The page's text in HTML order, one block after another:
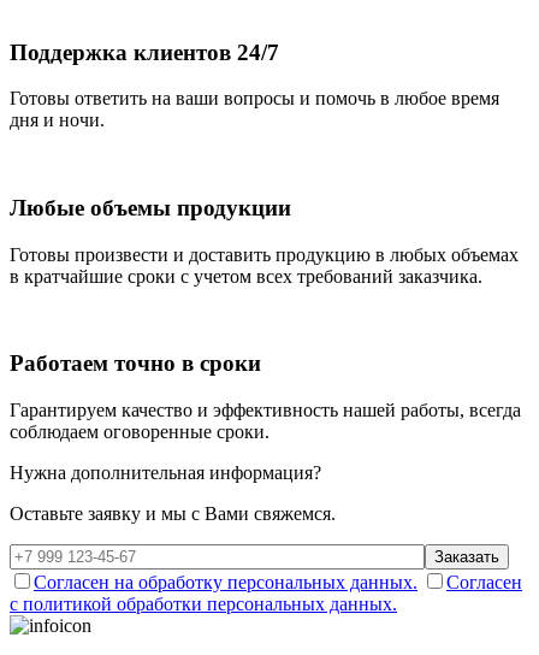
Поддержка клиентов 24/7
Готовы ответить на ваши вопросы и помочь в любое время
дня и ночи.
Любые объемы продукции
Готовы произвести и доставить продукцию в любых объемах
в кратчайшие сроки с учетом всех требований заказчика.
Работаем точно в сроки
Гарантируем качество и эффективность нашей работы, всегда
соблюдаем оговоренные сроки.
Нужна дополнительная информация?
Оставьте заявку и мы с Вами свяжемся.
Заказать
Согласен на обработку персональных данных.
Согласен
с политикой обработки персональных данных.